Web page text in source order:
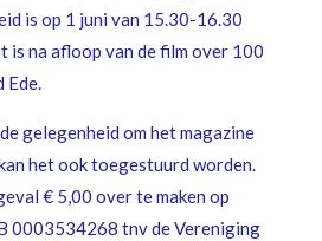
is op 1 juni van 15.30-16.30
is na afloop van de film over 100
Ede.
gelegenheid om het magazine
het ook toegestuurd worden.
€ 5,00 over te maken op
0003534268 tnv de Vereniging